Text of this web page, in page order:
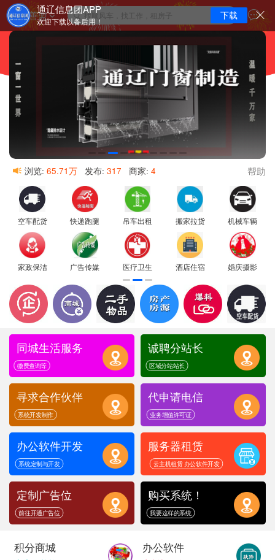
通辽信息团APP
欢迎下载以备后用！
下载
阿拉善盟 找顺风车，找工作，租房子
浏览: 65.71万 发布: 317 商家: 4 帮助
空车配货 快递跑腿 吊车出租 搬家拉货 机械车辆
家政保洁 广告传媒 医疗卫生 酒店住宿 婚庆摄影
同城生活服务
缴费查询等
诚聘分站长
区域分站站长
寻求合作伙伴
系统开发制作
代申请电信
业务增值许可证
办公软件开发
系统定制与开发
服务器租赁
云主机租赁 办公软件开发
定制广告位
前往开通广告位
购买系统！
我要这样的系统
积分商城 办公软件